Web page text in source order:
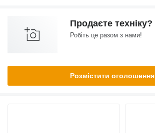
Продаєте техніку?
Робіть це разом з нами!
Розмістити оголошення